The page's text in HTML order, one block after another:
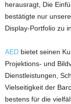
herausragt, Die
bestätigte nur
Display-Portfolio zu
AED bietet seinen
Projektions- und
Dienstleistungen,
Vielseitigkeit der
bestens für die